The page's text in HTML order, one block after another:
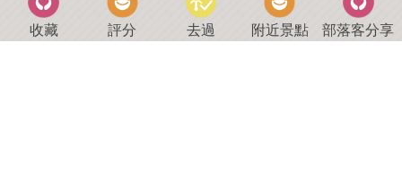
收藏 評分 去過 附近景點 部落客分享